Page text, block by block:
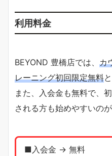
利用料金
BEYOND 豊橋店では、 カ
レーニング初回限定無料
また、入会金も無料で、
される方も始めやすいのが
■入会金 → 無料